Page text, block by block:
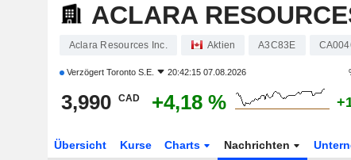
ACLARA
Aclara Resources Inc. Aktien A3C83E
Verzögert Toronto S.E. 20:42:15 07.08.2026
3,990 CAD +4,18 %
Übersicht Kurse Charts Nachrichten